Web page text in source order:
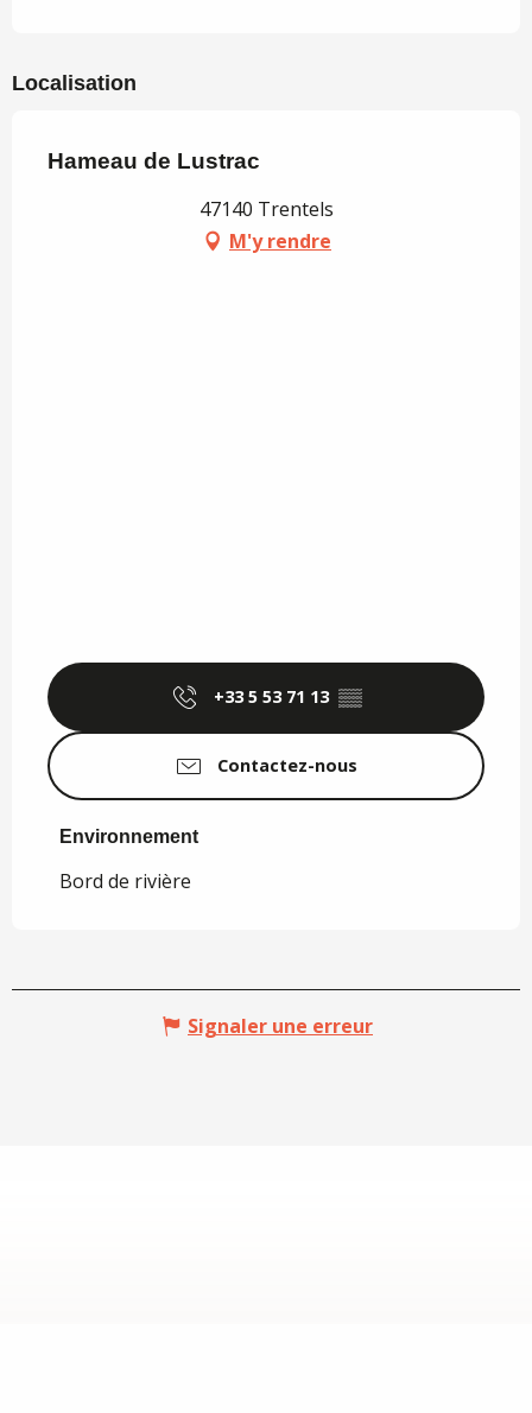
Localisation
Hameau de Lustrac
47140 Trentels
M'y rendre
+33 5 53 71 13 ▒▒
Contactez-nous
Environnement
Environnement
Bord de rivière
Signaler une erreur